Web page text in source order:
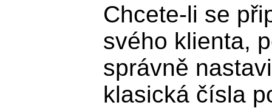
Chcete-li se
svého klienta,
správně
klasická čísla